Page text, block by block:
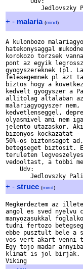
+ - malaria (mind)
A kulonbozo
hatekonysaggal
korokozo torzsek
pont az egyik
gyogyszereknek (pl.
felesegemnek pl azt
biztos hogy a
kedvelt gyogyszer a
allitolag altalaban
malariagyogyszer
kedvetlenseggel,
olyasmivel ami nem
jelento utazaskor.
bizonyos kockazatat
50%-os biztonsagot
betegseget biztosit.
teruleten
vedooltast, a tobbi
    Udv:
+ - strucc (mind)
Megkerdeztem az
angol es sved nyelvu
manyozasukkal
tudni fertozo
ebbe pusztult bele
vos vert akart venni
Egy tojo madar
klimat is jol birjak.